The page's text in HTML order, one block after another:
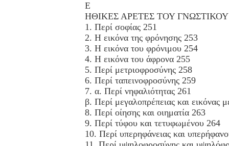
Ε
ΗΘΙΚΕΣ ΑΡΕΤΕΣ ΤΟΥ ΓΝΩΣΤΙΚΟΥ
1. Περί σοφίας 251
2. Η εικόνα της φρόνησης 253
3. Η εικόνα του φρόνιμου 254
4. Η εικόνα του άφρονα 255
5. Περί μετριοφροσύνης 258
6. Περί ταπεινοφροσύνης 259
7. α. Περί νηφαλιότητας 261
β. Περί μεγαλοπρέπειας και εικόνας
8. Περί οίησης και οιηματία 263
9. Περί τύφου και τετυφωμένου 264
10. Περί υπερηφάνειας και